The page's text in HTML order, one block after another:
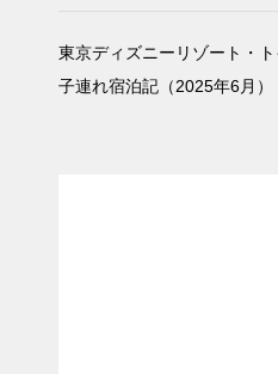
東京ディズニーリゾート・
子連れ宿泊記（2025年6月）